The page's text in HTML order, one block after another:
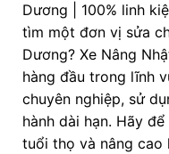
Dương | 100% linh
tìm một đơn vị sửa
Dương? Xe Nâng
hàng đầu trong lĩnh
chuyên nghiệp, sử
hành dài hạn. Hãy
tuổi thọ và nâng cao